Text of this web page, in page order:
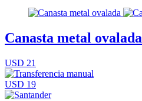
Canasta metal ovalada
USD 21
USD 19